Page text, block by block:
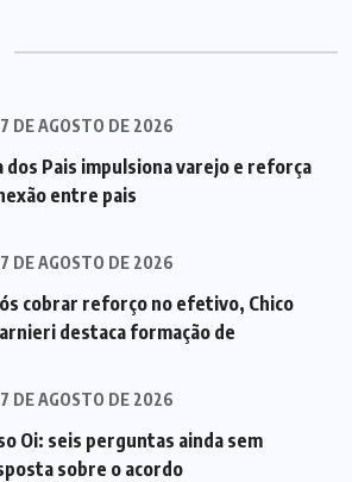
7 DE AGOSTO DE 2026
dos Pais impulsiona varejo e reforça
entre pais
7 DE AGOSTO DE 2026
cobrar reforço no efetivo, Chico
destaca formação de
7 DE AGOSTO DE 2026
Oi: seis perguntas ainda sem
sobre o acordo